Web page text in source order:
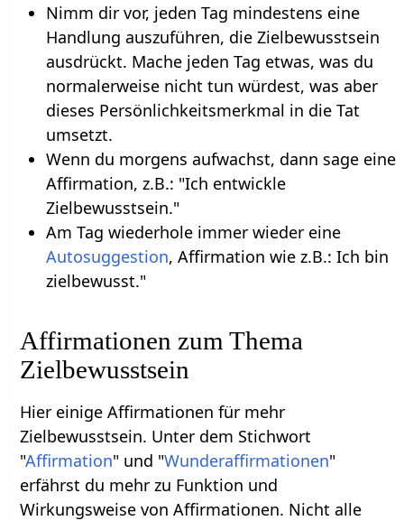
Nimm dir vor, jeden Tag mindestens eine
Handlung auszuführen, die Zielbewusstsein
ausdrückt. Mache jeden Tag etwas, was du
normalerweise nicht tun würdest, was aber
dieses Persönlichkeitsmerkmal in die Tat
umsetzt.
Wenn du morgens aufwachst, dann sage eine
Affirmation, z.B.: "Ich entwickle
Zielbewusstsein."
Am Tag wiederhole immer wieder eine
Autosuggestion, Affirmation wie z.B.: Ich bin
zielbewusst."
Affirmationen zum Thema
Zielbewusstsein
Hier einige Affirmationen für mehr
Zielbewusstsein. Unter dem Stichwort
"Affirmation" und "Wunderaffirmationen"
erfährst du mehr zu Funktion und
Wirkungsweise von Affirmationen. Nicht alle